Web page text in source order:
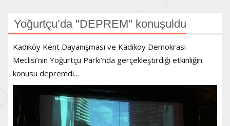
Yoğurtçu’da "DEPREM" konuşuldu
Kadıköy Kent Dayanışması ve Kadıköy Demokrasi
Meclisi’nin Yoğurtçu Parkı’nda gerçekleştirdiği etkinliğin
konusu depremdi…